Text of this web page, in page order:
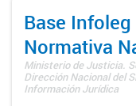
Base Infoleg
Normativa
Ministerio de Justicia.
Dirección Nacional del
Información Jurídica